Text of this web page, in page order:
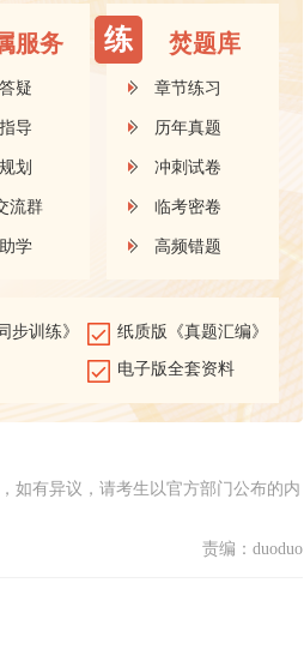
服务
疑
导
划
流群
学
练 焚题库
章节练习
历年真题
冲刺试卷
临考密卷
高频错题
步训练》 纸质版《真题汇编》
电子版全套资料
如有异议，请考生以官方部门公布的内
责编：duoduo